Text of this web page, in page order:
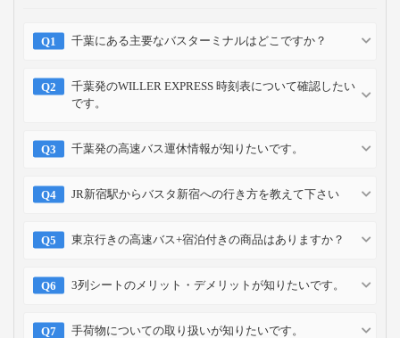
千葉にある主要なバスターミナルはどこですか？
千葉発のWILLER EXPRESS 時刻表について確認したい
です。
千葉発の高速バス運休情報が知りたいです。
JR新宿駅からバスタ新宿への行き方を教えて下さい
東京行きの高速バス+宿泊付きの商品はありますか？
3列シートのメリット・デメリットが知りたいです。
手荷物についての取り扱いが知りたいです。